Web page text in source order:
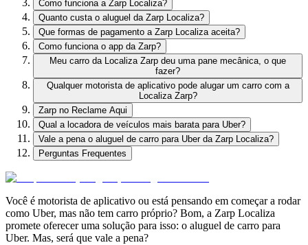
Como funciona a Zarp Localiza?
Quanto custa o aluguel da Zarp Localiza?
Que formas de pagamento a Zarp Localiza aceita?
Como funciona o app da Zarp?
Meu carro da Localiza Zarp deu uma pane mecânica, o que
fazer?
Qualquer motorista de aplicativo pode alugar um carro com a
Localiza Zarp?
Zarp no Reclame Aqui
Qual a locadora de veículos mais barata para Uber?
Vale a pena o aluguel de carro para Uber da Zarp Localiza?
Perguntas Frequentes
Você é motorista de aplicativo ou está pensando em começar a rodar
como Uber, mas não tem carro próprio? Bom, a Zarp Localiza
promete oferecer uma solução para isso: o aluguel de carro para
Uber. Mas, será que vale a pena?